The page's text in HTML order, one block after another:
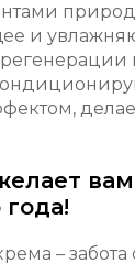
и
– забота